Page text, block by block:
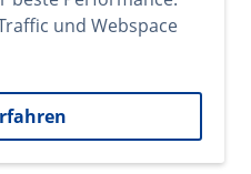
und Webspace